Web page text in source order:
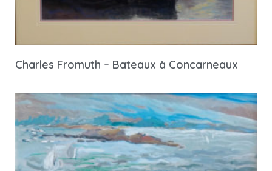
Charles Fromuth – Bateaux à Concarneaux